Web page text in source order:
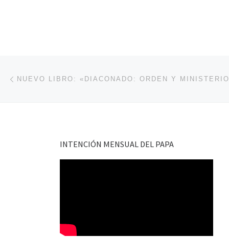
Navegación de entradas
INTENCIÓN MENSUAL DEL PAPA